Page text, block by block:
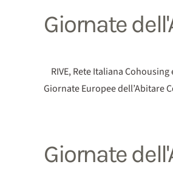
Giornate
RIVE, Rete Italiana
Giornate Europee dell’Abitare
Giornate